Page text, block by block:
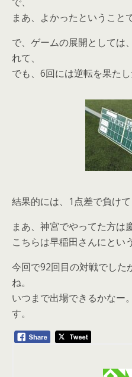
まあ、よかったということで
で、ゲームの展開としては
れて、
でも、6回には逆転を果たし
結果的には、1点差で負けて
まあ、神宮でやってた方は
こちらは早稲田さんにとい
今回で92回目の対戦でした
ね。
いつまで出場できるかなー
す。